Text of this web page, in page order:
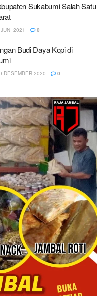
Sukabumi Salah Satu
2021 0
Budi Daya Kopi di
DESEMBER 2020 0